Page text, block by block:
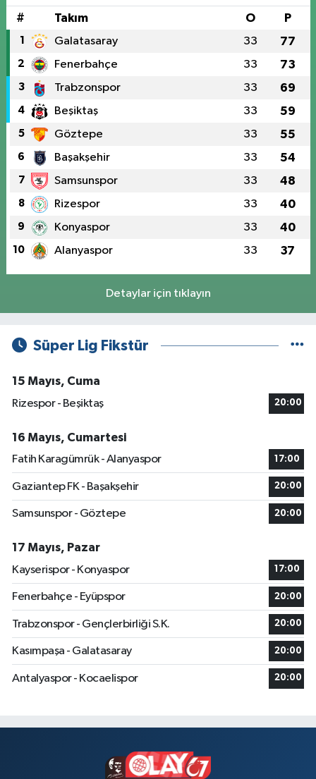
# Takım O P
1 Galatasaray 33 77
2 Fenerbahçe 33 73
3 Trabzonspor 33 69
4 Beşiktaş 33 59
5 Göztepe 33 55
6 Başakşehir 33 54
7 Samsunspor 33 48
8 Rizespor 33 40
9 Konyaspor 33 40
10 Alanyaspor 33 37
Detaylar için tıklayın
Süper Lig Fikstür
15 Mayıs, Cuma
Rizespor - Beşiktaş
20:00
16 Mayıs, Cumartesi
Fatih Karagümrük - Alanyaspor
17:00
Gaziantep FK - Başakşehir 20:00
Samsunspor - Göztepe 20:00
17 Mayıs, Pazar
Kayserispor - Konyaspor
17:00
Fenerbahçe - Eyüpspor 20:00
Trabzonspor - Gençlerbirliği S.K. 20:00
Kasımpaşa - Galatasaray 20:00
Antalyaspor - Kocaelispor 20:00